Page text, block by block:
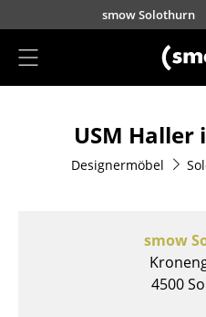
Direkt zum Inhaltsmow Solothurn
Sitzmöbel
Esszimmerstühle
USM
Designermöbel
smow
4500